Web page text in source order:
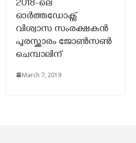
2018-ലെ
ഓർത്തഡോക്സ്
വിശ്വാസ സംരക്ഷകൻ
പുരസ്ക്കാരം ജോൺസൺ
ചെമ്പാലിന്
March 7, 2019